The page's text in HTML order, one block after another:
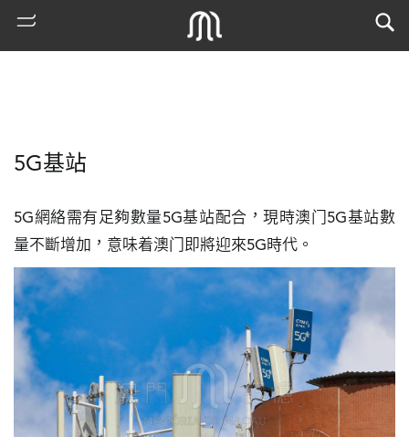
熱
門
搜
古
5G基站
5G網絡需有足夠數量5G基站配合，現時澳门5G基站數
量不斷增加，意味着澳门即將迎來5G時代。